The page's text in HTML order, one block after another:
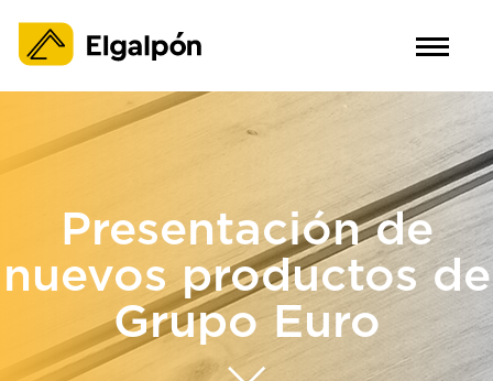
Presentación de
nuevos productos de
Grupo Euro